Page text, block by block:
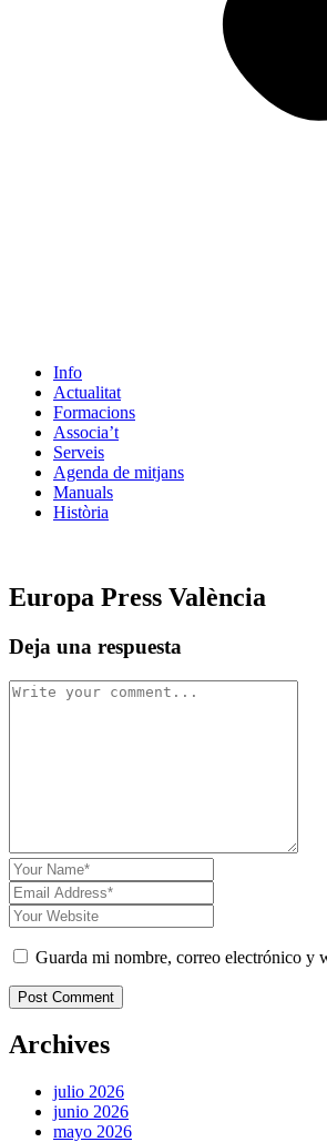
Info
Actualitat
Formacions
Associa’t
Serveis
Agenda de mitjans
Manuals
Història
Europa Press València
Deja una respuesta
Guarda mi nombre, correo electrónico y
Post Comment
Archives
julio 2026
junio 2026
mayo 2026